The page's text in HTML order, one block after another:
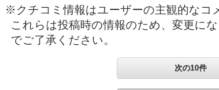
※クチコミ情報はユーザーの主観的なコ
これらは投稿時の情報のため、変更に
でご了承ください。
次の10件